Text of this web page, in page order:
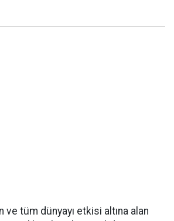
ve tüm dünyayı etkisi altına alan